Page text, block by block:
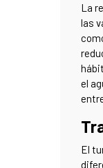
La
las
el
El